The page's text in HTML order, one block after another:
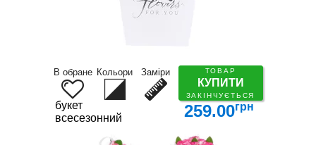
В обране Кольори Заміри ТОВАР
КУПИТИ
ЗАКІНЧУЄТЬСЯ
букет
всесезонний
259.00грн